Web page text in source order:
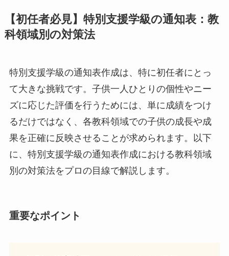
【初任者必見】特別支援学級の通知表：教
科領域別の対策法
特別支援学級の通知表作成は、特に初任者にとっ
て大きな挑戦です。子供一人ひとりの個性やニー
ズに応じた評価を行うためには、単に成績をつけ
るだけではなく、各教科領域での子供の成長や成
果を正確に反映させることが求められます。以下
に、特別支援学級の通知表作成における教科領域
別の対策法をプロの目線で解説します。
重要なポイント